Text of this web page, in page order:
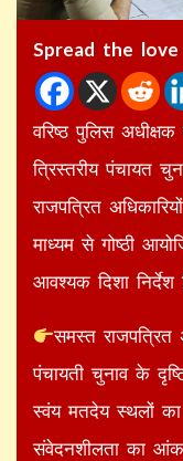
Spread the love
वरिष्ठ पुलिस अधीक्षक
त्रिस्तरीय पंचायत
राजपत्रित
माध्यम से गोष्ठी
आवश्यक दिशा निर्देश
समस्त राजपत्रित
पंचायती चुनाव के
स्वंय मतदेय स्थलों
संवेदनशीलता का